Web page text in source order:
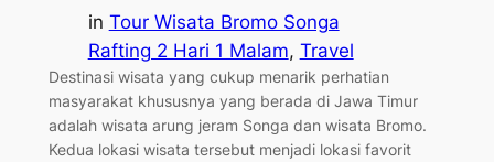
in Tour Wisata Bromo Songa
Rafting 2 Hari 1 Malam, Travel
Destinasi wisata yang cukup menarik perhatian
masyarakat khususnya yang berada di Jawa Timur
adalah wisata arung jeram Songa dan wisata Bromo.
Kedua lokasi wisata tersebut menjadi lokasi favorit